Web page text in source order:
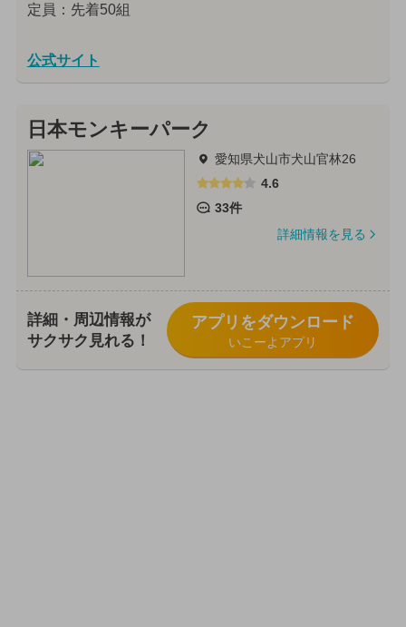
定員：先着50組
公式サイト
日本モンキーパーク
愛知県犬山市犬山官林26
4.6
33件
詳細情報を見る
詳細・周辺情報が
サクサク見れる！
アプリをダウンロード
いこーよアプリ